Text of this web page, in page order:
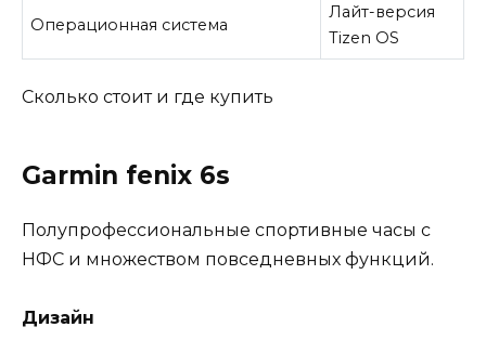
Операционная система
Лайт-версия
Tizen OS
Сколько стоит и где купить
Garmin fenix 6s
Полупрофессиональные спортивные часы с
НФС и множеством повседневных функций.
Дизайн